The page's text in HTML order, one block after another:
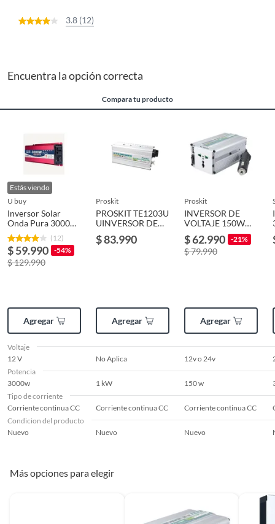
3.8 (12)
Encuentra la opción correcta
Compara tu producto
Estás viendo
u buy
Inversor Solar
Onda Pura 3000w
12v
(12)
$ 59.990 -54%
$ 129.990
Agregar
proskit
PROSKIT TE1203U
UINVERSOR DE
VOLTAJE 300W
$ 83.990
Agregar
proskit
INVERSOR DE
VOLTAJE 150W
PROSKIT
$ 62.990 -21%
$ 79.990
Agregar
Voltaje
12 V
No Aplica 12v o 24v
Potencia
3000w
1 kW 150 w
Tipo de corriente
Corriente continua CC
Corriente continua CC Corriente continua CC
Condicion del producto
Nuevo
Nuevo Nuevo
Más opciones para elegir